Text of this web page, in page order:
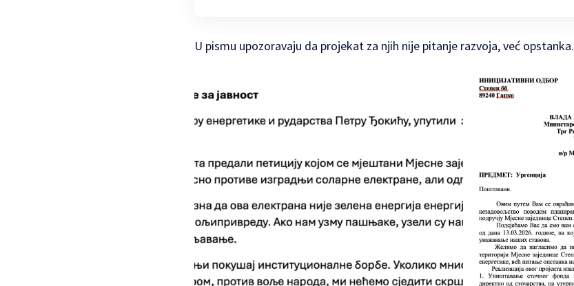
U pismu upozoravaju da projekat za njih nije pitanje razvoja, već opstanka.